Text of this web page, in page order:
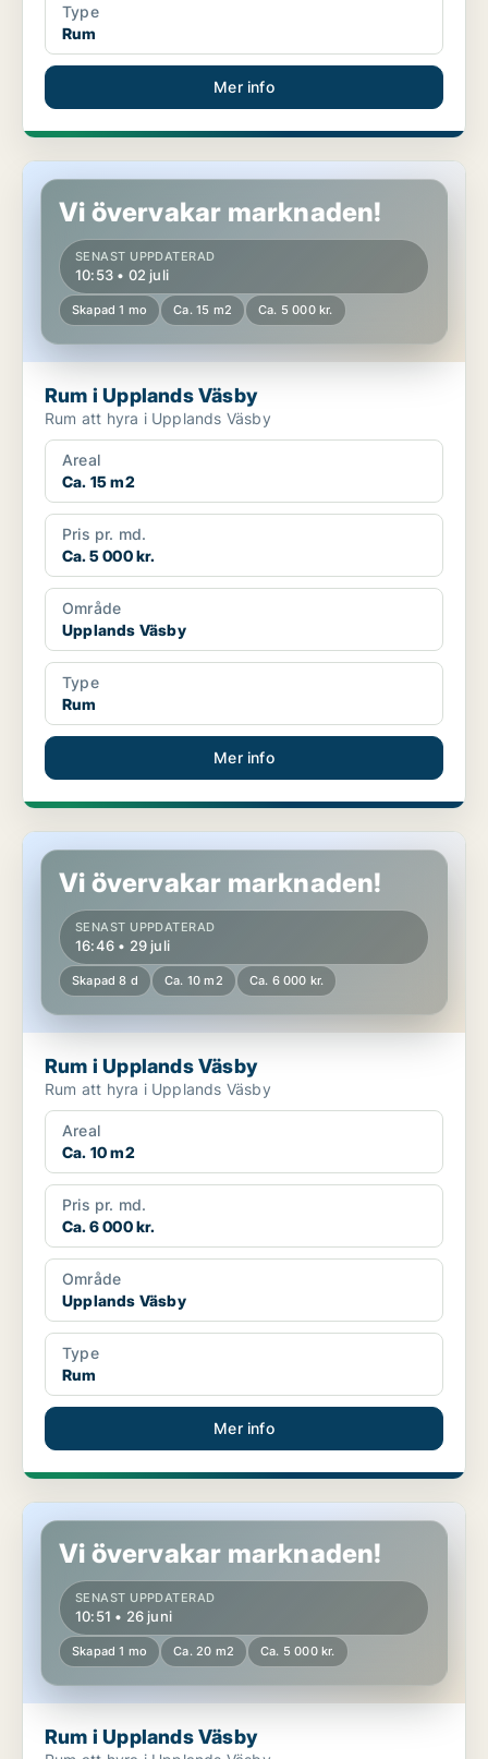
Type
Rum
Mer info
Rum i Upplands Väsby
Vi övervakar marknaden!
SENAST UPPDATERAD
10:53 • 02 juli
Skapad 1 mo Ca. 15 m2 Ca. 5 000 kr.
Rum i Upplands Väsby
Rum att hyra i Upplands Väsby
Areal
Ca. 15 m2
Pris pr. md.
Ca. 5 000 kr.
Område
Upplands Väsby
Type
Rum
Mer info
Rum i Upplands Väsby
Vi övervakar marknaden!
SENAST UPPDATERAD
16:46 • 29 juli
Skapad 8 d Ca. 10 m2 Ca. 6 000 kr.
Rum i Upplands Väsby
Rum att hyra i Upplands Väsby
Areal
Ca. 10 m2
Pris pr. md.
Ca. 6 000 kr.
Område
Upplands Väsby
Type
Rum
Mer info
Rum i Upplands Väsby
Vi övervakar marknaden!
SENAST UPPDATERAD
10:51 • 26 juni
Skapad 1 mo Ca. 20 m2 Ca. 5 000 kr.
Rum i Upplands Väsby